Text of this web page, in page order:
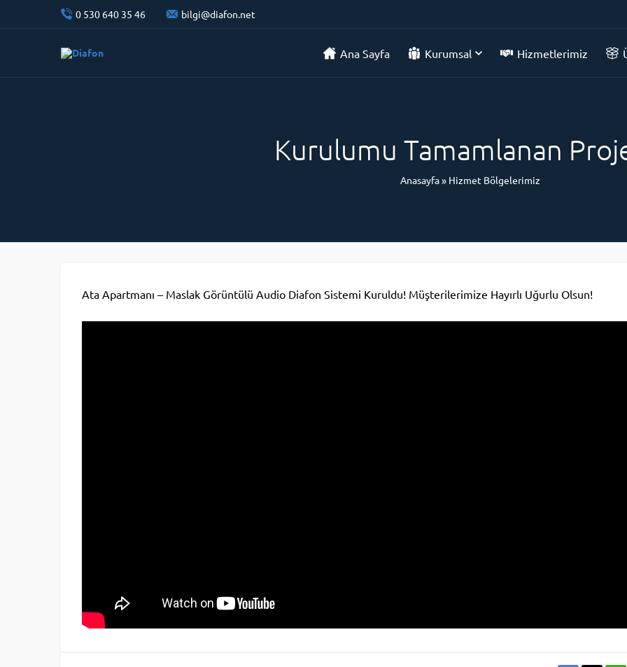
0 530 640 35 46 bilgi@diafon.net
Ana Sayfa Kurumsal Hizmetlerimiz
Kurulumu Tamamlanan
Anasayfa» Hizmet Bölgelerimiz
Ata Apartmanı – Maslak Görüntülü Audio Diafon Sistemi Kuruldu! Müşterilerimize Hayırlı Uğurlu Olsun!